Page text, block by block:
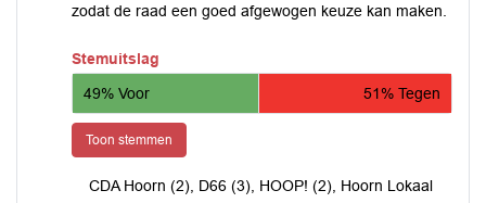
zodat de raad een goed afgewogen keuze kan maken.
Stemuitslag
49% Voor
51% Tegen
Toon stemmen
CDA Hoorn (2), D66 (3), HOOP! (2), Hoorn Lokaal